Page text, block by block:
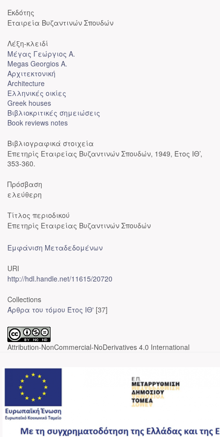
Εκδότης
Εταιρεία Βυζαντινών Σπουδών
Λέξη-κλειδί
Μέγας Γεώργιος Α.
Megas Georgios A.
Αρχιτεκτονική
Architecture
Ελληνικές οικίες
Greek houses
Βιβλιοκριτικές σημειώσεις
Book reviews notes
Βιβλιογραφικά στοιχεία
Επετηρίς Εταιρείας Βυζαντινών Σπουδών, 1949, Έτος ΙΘ’,
353-360.
Πρόσβαση
ελεύθερη
Τίτλος περιοδικού
Επετηρίς Εταιρείας Βυζαντινών Σπουδών
Εμφάνιση Μεταδεδομένων
URI
http://hdl.handle.net/11615/20720
Collections
Άρθρα του τόμου Έτος ΙΘ' [37]
Attribution-NonCommercial-NoDerivatives 4.0 International